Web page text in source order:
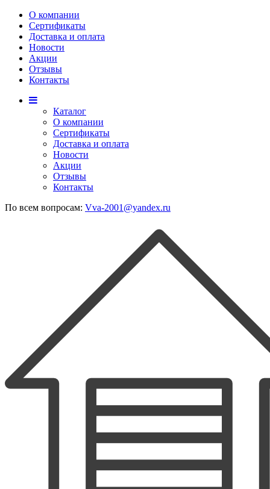
О компании
Сертификаты
Доставка и оплата
Новости
Акции
Отзывы
Контакты
Каталог
О компании
Сертификаты
Доставка и оплата
Новости
Акции
Отзывы
Контакты
По всем вопросам: Vva-2001@yandex.ru